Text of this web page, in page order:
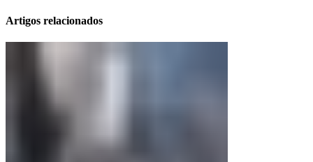
Artigos relacionados